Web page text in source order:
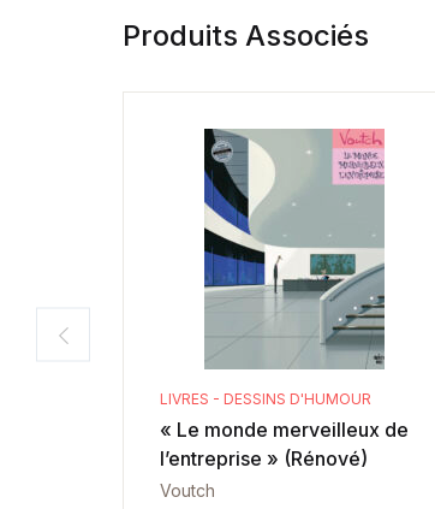
Produits Associés
LIVRES - DESSINS D'HUMOUR
« Le monde merveilleux de
l’entreprise » (Rénové)
Voutch